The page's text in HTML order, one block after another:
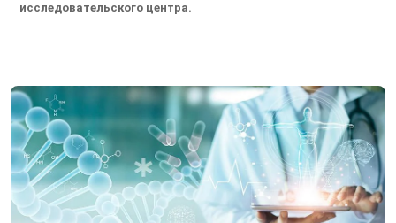
исследовательского центра.